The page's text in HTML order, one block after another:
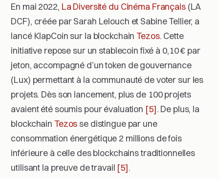
En mai 2022, La Diversité du Cinéma Français(LA
DCF), créée par Sarah Lelouch et Sabine Tellier, a
lancé KlapCoin sur la blockchainTezos. Cette
initiative repose sur un stablecoin fixé à 0,10 € par
jeton, accompagné d’un token de gouvernance
(Lux) permettant à la communauté de voter sur les
projets. Dès son lancement, plus de 100 projets
avaient été soumis pour évaluation [5]. De plus, la
blockchain Tezos se distingue par une
consommation énergétique 2 millions de fois
inférieure à celle des blockchains traditionnelles
utilisant la preuve de travail [5].